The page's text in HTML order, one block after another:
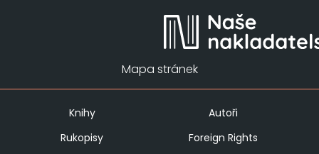
Mapa stránek
Knihy
Autoři
Rukopisy
Foreign Rights